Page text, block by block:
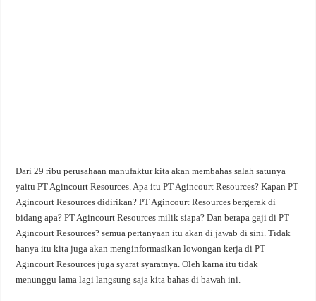
Dari 29 ribu perusahaan manufaktur kita akan membahas salah satunya
yaitu PT Agincourt Resources. Apa itu PT Agincourt Resources? Kapan PT
Agincourt Resources didirikan? PT Agincourt Resources bergerak di
bidang apa? PT Agincourt Resources milik siapa? Dan berapa gaji di PT
Agincourt Resources? semua pertanyaan itu akan di jawab di sini. Tidak
hanya itu kita juga akan menginformasikan lowongan kerja di PT
Agincourt Resources juga syarat syaratnya. Oleh karna itu tidak
menunggu lama lagi langsung saja kita bahas di bawah ini.